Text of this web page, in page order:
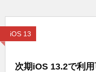
iOS 13
次期iOS 13.2で利